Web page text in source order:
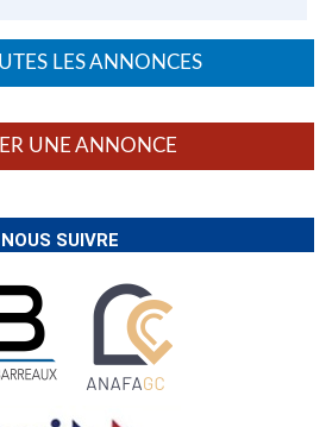
LES ANNONCES
UNE ANNONCE
NOUS SUIVRE